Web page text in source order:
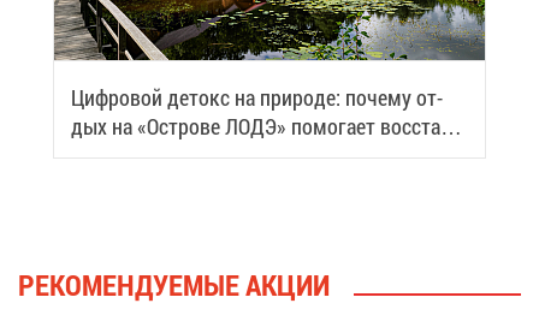
Циф­ро­вой де­токс на при­ро­де: по­че­му от­
дых на «Ост­ро­ве ЛОДЭ» по­мо­га­ет вос­ста­но­
вить си­лы
РЕ­КО­МЕН­ДУ­Е­МЫЕ АК­ЦИИ